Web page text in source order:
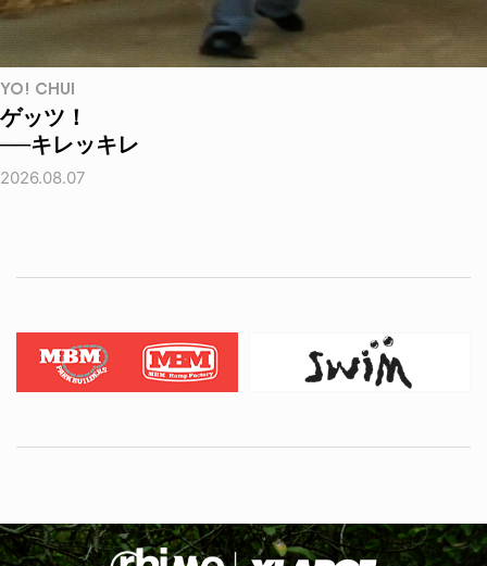
YO! CHUI
ゲッツ！
──キレッキレ
2026.08.07